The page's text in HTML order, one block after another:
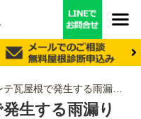
根で発生する雨漏り事例と再施工法
生する雨漏り